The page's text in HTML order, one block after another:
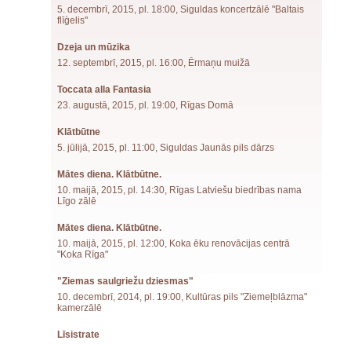
5. decembrī, 2015, pl. 18:00, Siguldas koncertzālē "Baltais
flīģelis"
Dzeja un mūzika
12. septembrī, 2015, pl. 16:00, Ērmaņu muižā
Toccata alla Fantasia
23. augustā, 2015, pl. 19:00, Rīgas Domā
Klātbūtne
5. jūlijā, 2015, pl. 11:00, Siguldas Jaunās pils dārzs
Mātes diena. Klātbūtne.
10. maijā, 2015, pl. 14:30, Rīgas Latviešu biedrības nama
Līgo zālē
Mātes diena. Klātbūtne.
10. maijā, 2015, pl. 12:00, Koka ēku renovācijas centrā
"Koka Rīga"
"Ziemas saulgriežu dziesmas"
10. decembrī, 2014, pl. 19:00, Kultūras pils "Ziemeļblāzma"
kamerzālē
Līsistrate